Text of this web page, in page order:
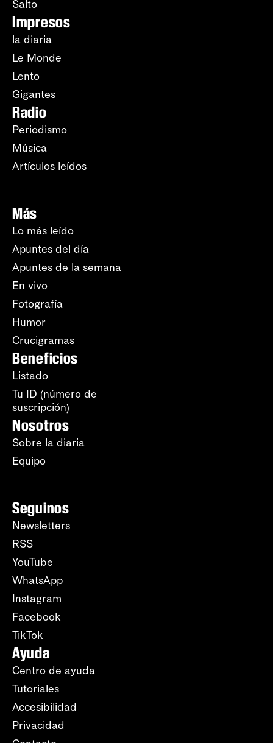
Salto
Impresos
la diaria
Le Monde
Lento
Gigantes
Radio
Periodismo
Música
Artículos leídos
Más
Lo más leído
Apuntes del día
Apuntes de la semana
En vivo
Fotografía
Humor
Crucigramas
Beneficios
Listado
Tu ID (número de
suscripción)
Nosotros
Sobre la diaria
Equipo
Seguinos
Newsletters
RSS
YouTube
WhatsApp
Instagram
Facebook
TikTok
Ayuda
Centro de ayuda
Tutoriales
Accesibilidad
Privacidad